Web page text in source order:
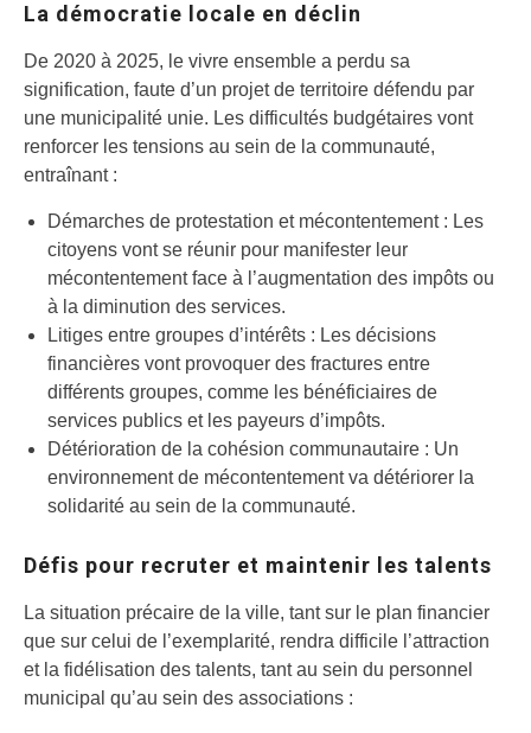
La démocratie locale en déclin
De 2020 à 2025, le vivre ensemble a perdu sa
signification, faute d’un projet de territoire défendu par
une municipalité unie. Les difficultés budgétaires vont
renforcer les tensions au sein de la communauté,
entraînant :
Démarches de protestation et mécontentement : Les
citoyens vont se réunir pour manifester leur
mécontentement face à l’augmentation des impôts ou
à la diminution des services.
Litiges entre groupes d’intérêts : Les décisions
financières vont provoquer des fractures entre
différents groupes, comme les bénéficiaires de
services publics et les payeurs d’impôts.
Détérioration de la cohésion communautaire : Un
environnement de mécontentement va détériorer la
solidarité au sein de la communauté.
Défis pour recruter et maintenir les talents
La situation précaire de la ville, tant sur le plan financier
que sur celui de l’exemplarité, rendra difficile l’attraction
et la fidélisation des talents, tant au sein du personnel
municipal qu’au sein des associations :